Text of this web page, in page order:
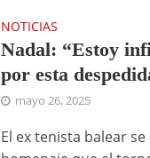
NOTICIAS
Nadal: “Estoy
por esta
mayo 26, 2025
El ex tenista balear